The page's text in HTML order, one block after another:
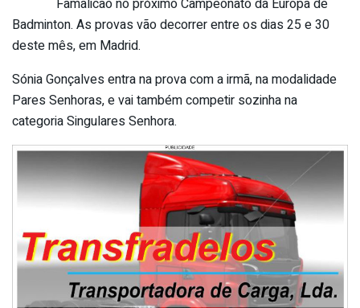
Badminton. As provas vão decorrer entre os dias 25 e 30
deste mês, em Madrid.
Sónia Gonçalves entra na prova com a irmã, na modalidade
Pares Senhoras, e vai também competir sozinha na
categoria Singulares Senhora.